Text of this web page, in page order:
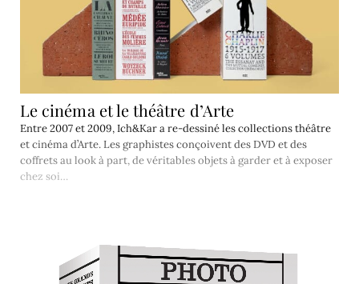
Le cinéma et le théâtre d’Arte
Entre 2007 et 2009, Ich&Kar a re-dessiné les collections théâtre
et cinéma d’Arte. Les graphistes conçoivent des DVD et des
coffrets au look à part, de véritables objets à garder et à exposer
chez soi…